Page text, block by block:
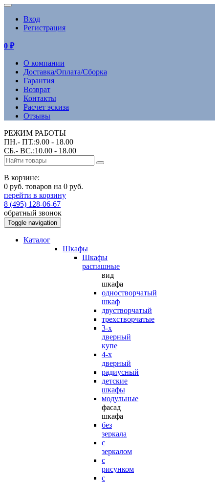
Вход
Регистрация
0 ₽
О компании
Доставка/Оплата/Сборка
Гарантия
Возврат
Контакты
Расчет эскиза
Отзывы
РЕЖИМ РАБОТЫ
ПН.- ПТ.:9.00 - 18.00
СБ.- ВС.:10.00 - 18.00
В корзине:
0 руб. товаров на 0 руб.
перейти в корзину
8 (495) 128-06-67
обратный звонок
Toggle navigation
Каталог
Шкафы
Шкафы
распашные
вид
шкафа
одностворчатый
шкаф
двустворчатый
трехстворчатые
3-х
дверный
купе
4-х
дверный
радиусный
детские
шкафы
модульные
фасад
шкафа
без
зеркала
с
зеркалом
с
рисунком
с